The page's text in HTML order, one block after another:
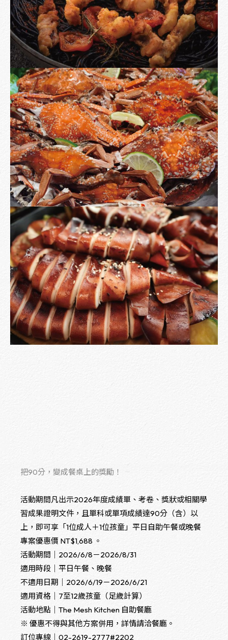
把90分，變成餐桌上的獎勵！
活動期間凡出示2026年度成績單、考卷、獎狀或相關學
習成果證明文件，且單科或單項成績達90分（含）以
上，即可享「1位成人＋1位孩童」平日自助午餐或晚餐
專案優惠價 NT$1,688 。
活動期間｜2026/6/8－2026/8/31
適用時段｜平日午餐、晚餐
不適用日期｜2026/6/19－2026/6/21
適用資格｜7至12歲孩童（足歲計算）
活動地點｜The Mesh Kitchen 自助餐廳
※ 優惠不得與其他方案併用，詳情請洽餐廳。
訂位專線｜02-2619-2777#2202